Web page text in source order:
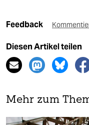
Feedback
Diesen Artikel teilen
Mehr zum